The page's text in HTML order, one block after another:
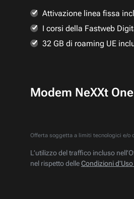
Attivazione linea fissa
I corsi della Fastweb
32 GB di roaming UE
Modem NeXXt
Offerta soggetta a limiti tecnologici e/o
L’utilizzo del traffico incluso
nel rispetto delleCondizioni